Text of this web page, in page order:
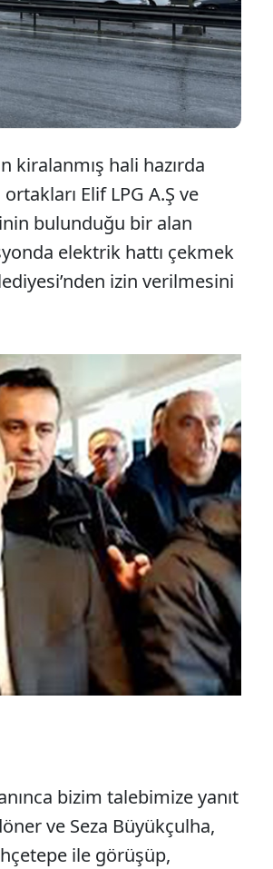
kiralanmış hali hazırda
Elif LPG A.Ş ve
bulunduğu bir alan
elektrik hattı çekmek
izin verilmesini
bizim talebimize yanıt
ve Seza Büyükçulha,
ile görüşüp,